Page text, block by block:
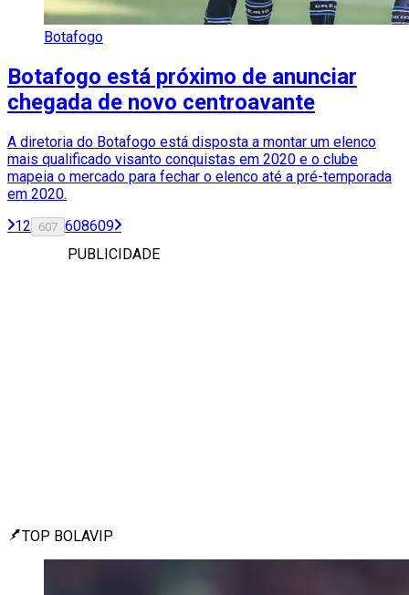
Botafogo
Botafogo está próximo de anunciar
chegada de novo centroavante
A diretoria do Botafogo está disposta a montar um elenco
mais qualificado visanto conquistas em 2020 e o clube
mapeia o mercado para fechar o elenco até a pré-temporada
em 2020.
12 607 608609
PUBLICIDADE
TOP BOLAVIP